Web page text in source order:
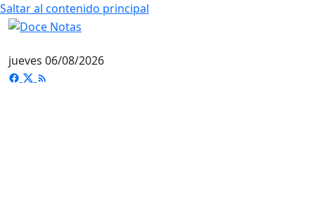
Saltar al contenido principal
jueves 06/08/2026